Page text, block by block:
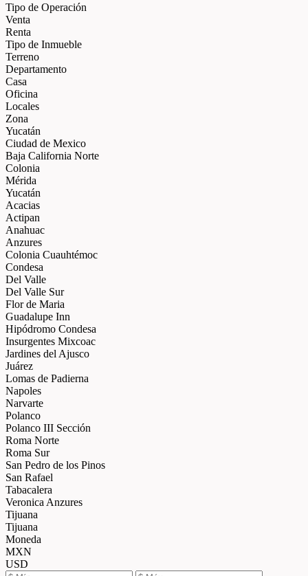
Tipo de Operación
Venta
Renta
Tipo de Inmueble
Terreno
Departamento
Casa
Oficina
Locales
Zona
Yucatán
Ciudad de Mexico
Baja California Norte
Colonia
Mérida
Yucatán
Acacias
Actipan
Anahuac
Anzures
Colonia Cuauhtémoc
Condesa
Del Valle
Del Valle Sur
Flor de Maria
Guadalupe Inn
Hipódromo Condesa
Insurgentes Mixcoac
Jardines del Ajusco
Juárez
Lomas de Padierna
Napoles
Narvarte
Polanco
Polanco III Sección
Roma Norte
Roma Sur
San Pedro de los Pinos
San Rafael
Tabacalera
Veronica Anzures
Tijuana
Tijuana
Moneda
MXN
USD